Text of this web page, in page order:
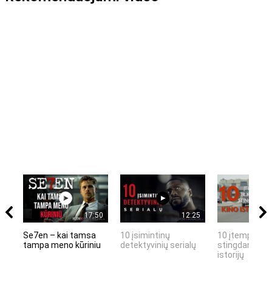
17:50
Se7en – kai tamsa
tampa meno kūriniu
12:25
10 įsimintinų
detektyvinių serialų
10 įtemptų,
stingdančių
istorijų